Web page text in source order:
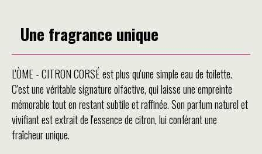
Une fragrance unique
L'ÒME - CITRON CORSÉ est plus qu'une simple eau de toilette.
C'est une véritable signature olfactive, qui laisse une empreinte
mémorable tout en restant subtile et raffinée. Son parfum naturel et
vivifiant est extrait de l'essence de citron, lui conférant une
fraîcheur unique.